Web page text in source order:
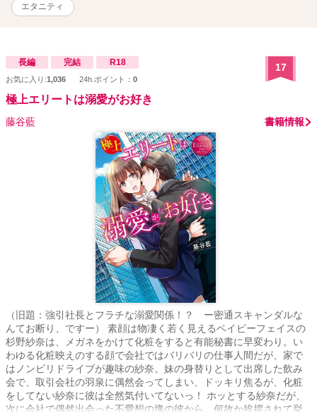
よ」 満面の笑みで、一縷の迷いもなく、それはそれは、晴れやかな
表情でした。 「ばっかじゃないの。姉ちゃん」 モブは、妹に叱られ
のです。 モブが王子様と面倒臭さを天秤にかけて、面号臭さが勝っ
たんだと思い、ドン引きでした。 「えっ、石崎さん。正気ですか？
なんで告白しないんですか？」 モブは、新人教育をした後輩女性社
員に突っ込まれました。 後輩は、王子様がモブに会いたくて、毎日
彼女のデスクに通っていうと思っていたからです。 この人、変り者
だと思っていたけど、誰かハリセン持ってきて！！と、息をのみま
した 「ふ～ん。じゃぁ、次は僕との事をちゃんとしてくれます
か？ 酔っ払って僕に何したと思ってるんですか。あいつ、あきら
めるんなら、責任取って僕と付き合って貰いますからね」 モブは、
唯一仲の良い、男性後輩社員と人には言えない秘密の過去がありま
した。 彼はモブが王子様を好きな事を唯一知る人間でした。 一目惚
れで好きになったモブに初対面で、王子様が好きな事を告白され、
モブが王子様を好きな事を知りました。 告白とは、好きな相手にす
るもので、自分を好きな別な相手にするものではない。 彼は、その
時そう思っても、口には出せませんでした。 この物語は、変わり者
のモブが、王子様から全力で逃げる。強制シンデレラストーリー全
力回避系ラブストーリーです。
エタニティ
長編 完結 R18
お気に入り:1,036 24h.ポイント： 0
17
極上エリートは溺愛がお好き
藤谷藍 書籍情報
（旧題：強引社長とフラチな溺愛関係！？ ー密通スキャンダルな
んてお断り、ですー） 素顔は物凄く若く見えるベイビーフェイスの
杉野紗奈は、メガネをかけて化粧をすると有能秘書に早変わり。い
わゆる化粧映えのする顔で会社ではバリバリの仕事人間だが、家で
はノンビリドライブが趣味の紗奈。妹の身替りとして出席した飲み
会で、取引会社の羽泉に偶然会ってしまい、ドッキリ焦るが、化粧
をしてない紗奈に彼は全然気付いてないっ！ ホッとする紗奈だが、
次に会社で偶然出会った不愛想の塊の彼から、何故か挨拶されて挙